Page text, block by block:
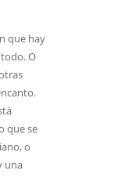
que hay
O
que se
o
una